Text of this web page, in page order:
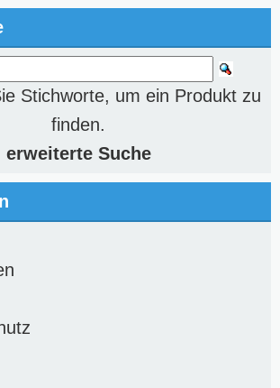
Stichworte, um ein Produkt zu
finden.
erweiterte Suche